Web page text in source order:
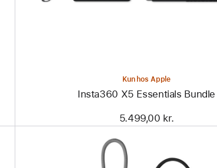
Kun hos Apple
Insta360 X5 Essentials Bundle
5.499,00 kr.